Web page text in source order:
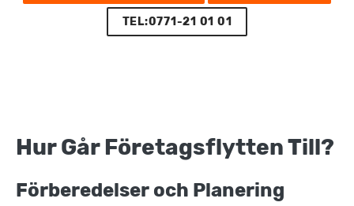
TEL:0771-21 01 01
Hur Går Företagsflytten Till?
Förberedelser och Planering